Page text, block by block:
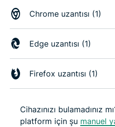
Chrome uzantısı (1)
Edge uzantısı (1)
Firefox uzantısı (1)
Cihazınızı bulamadınız
platform için şu manuel